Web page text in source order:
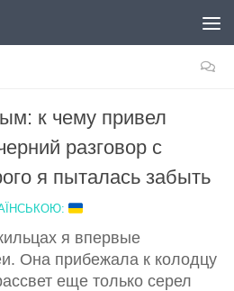
к чему привел
разговор с
я пыталась забыть
я впервые
Она прибежала к колодцу
еще только серел